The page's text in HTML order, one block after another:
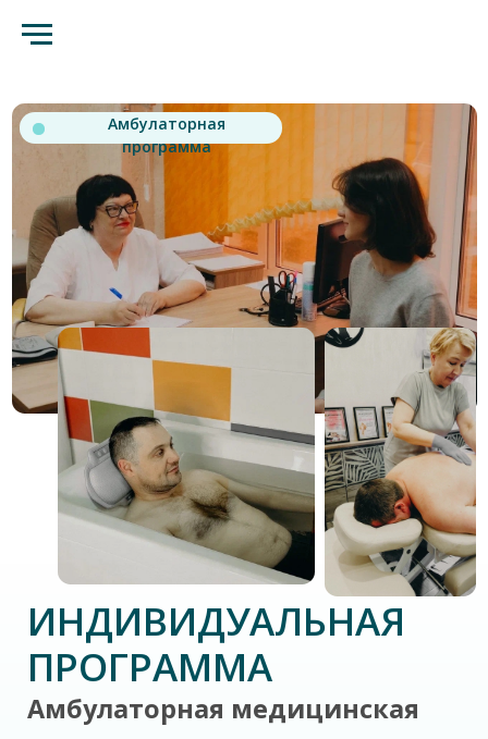
ИНДИВИДУАЛЬНАЯ
ПРОГРАММА
Амбулаторная
программа
Амбулаторная медицинская
программа.
Программа, которая станет
идеальным решением для тех,